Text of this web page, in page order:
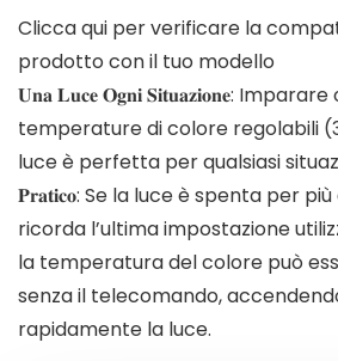
Clicca qui per verificare la
prodotto con il tuo modello
𝐔𝐧𝐚 𝐋𝐮𝐜𝐞 𝐎𝐠𝐧𝐢 𝐒𝐢𝐭𝐮𝐚𝐳𝐢𝐨𝐧𝐞:
temperature di colore regolabili
luce è perfetta per qualsiasi
𝐏𝐫𝐚𝐭𝐢𝐜𝐨: Se la luce è spenta per
ricorda l’ultima impostazione
la temperatura del colore può
senza il telecomando,
rapidamente la luce.